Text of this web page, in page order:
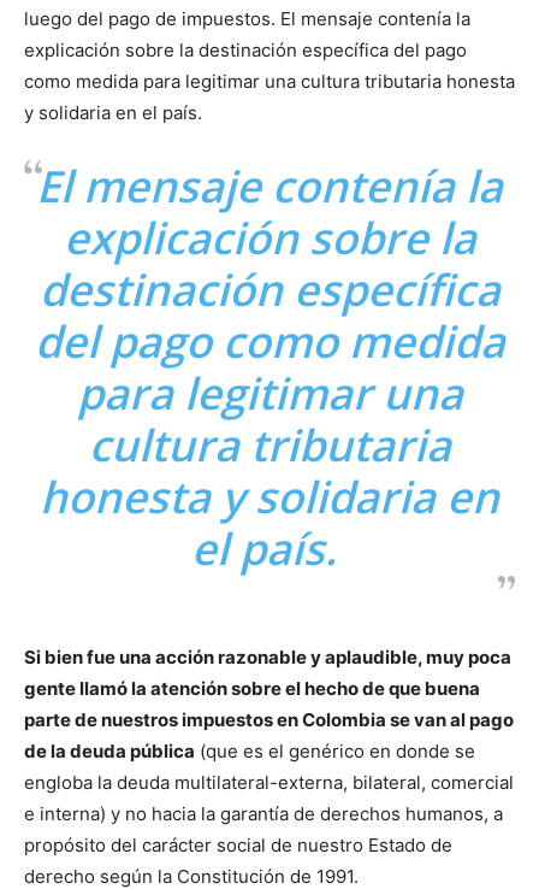
luego del pago de impuestos. El mensaje contenía la
explicación sobre la destinación específica del pago
como medida para legitimar una cultura tributaria honesta
y solidaria en el país.
El mensaje contenía la
explicación sobre la
destinación específica
del pago como medida
para legitimar una
cultura tributaria
honesta y solidaria en
el país.
Si bien fue una acción razonable y aplaudible, muy poca
gente llamó la atención sobre el hecho de que buena
parte de nuestros impuestos en Colombia se van al pago
de la deuda pública (que es el genérico en donde se
engloba la deuda multilateral-externa, bilateral, comercial
e interna) y no hacia la garantía de derechos humanos, a
propósito del carácter social de nuestro Estado de
derecho según la Constitución de 1991.